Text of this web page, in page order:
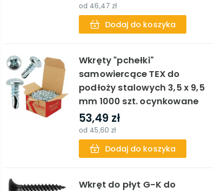
od 46,47 zł
Dodaj do koszyka
Wkręty "pchełki"
samowiercące TEX do
podłoży stalowych 3,5 x 9,5
mm 1000 szt. ocynkowane
53,49 zł
od 45,60 zł
Dodaj do koszyka
Wkręt do płyt G-K do